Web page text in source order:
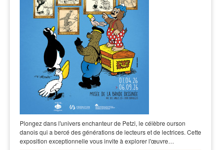
Plongez dans l'univers enchanteur de Petzi, le célèbre ourson
danois qui a bercé des générations de lecteurs et de lectrices. Cette
exposition exceptionnelle vous invite à explorer l'œuvre…